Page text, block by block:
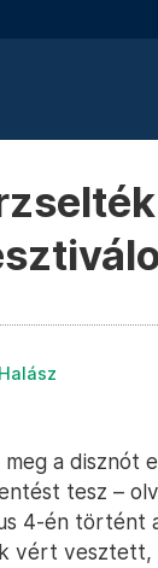
a disznót
tesz –
4-én történt
vért vesztett,